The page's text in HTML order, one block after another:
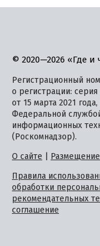
© 2020—2026 «Где и
Регистрационный
о регистрации:
от 15 марта 2021
Федеральной
информационных
(Роскомнадзор).
О сайте
Правила
обработки
рекомендательных
соглашение